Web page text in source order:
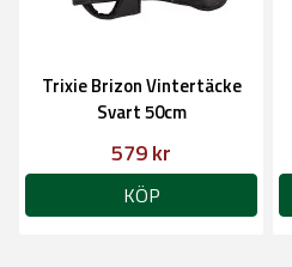
Trixie Brizon Vintertäcke
Svart 50cm
579 kr
KÖP